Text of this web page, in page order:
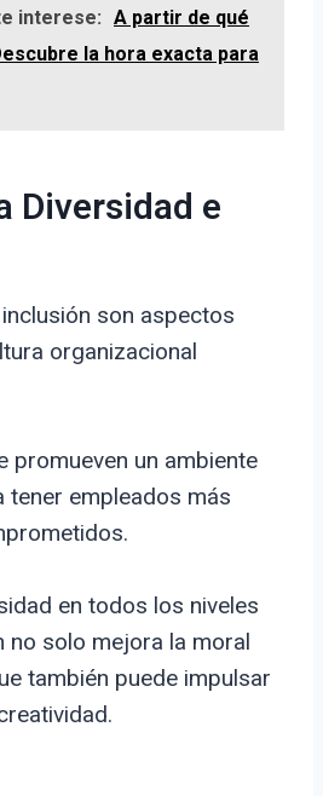
interese: A partir de qué
la hora exacta para
Diversidad e
son aspectos
organizacional
promueven un ambiente
tener empleados más
en todos los niveles
no solo mejora la moral
también puede impulsar